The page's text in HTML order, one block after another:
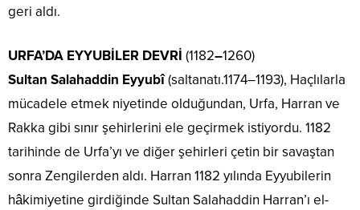
geri aldı.
URFA’DA EYYUBİLER DEVRİ (1182–1260)
Sultan Salahaddin Eyyubî(saltanatı.1174–1193), Haçlılarla
mücadele etmek niyetinde olduğundan, Urfa, Harran ve
Rakka gibi sınır şehirlerini ele geçirmek istiyordu. 1182
tarihinde de Urfa’yı ve diğer şehirleri çetin bir savaştan
sonra Zengilerden aldı. Harran 1182 yılında Eyyubilerin
hâkimiyetine girdiğinde Sultan Salahaddin Harran’ı el-